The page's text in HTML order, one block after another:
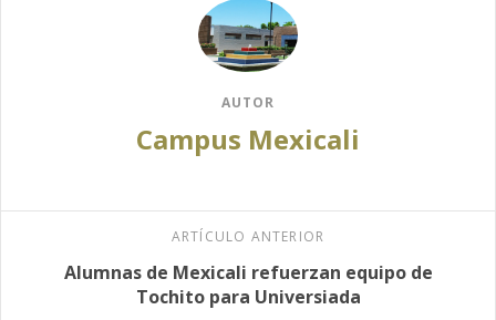
AUTOR
Campus Mexicali
ARTÍCULO ANTERIOR
Alumnas de Mexicali refuerzan equipo de
Tochito para Universiada